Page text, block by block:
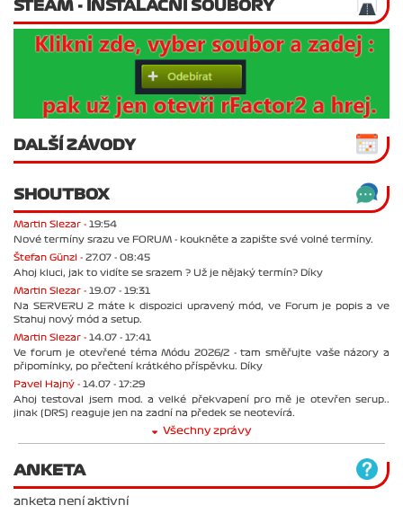
STEAM - INSTALAČNÍ SOUBORY
DALŠÍ ZÁVODY
SHOUTBOX
Martin Slezar - 19:54
Nové termíny srazu ve FORUM - koukněte a zapište své volné termíny.
Štefan Günzl - 27.07 - 08:45
Ahoj kluci, jak to vidíte se srazem ? Už je nějaký termín? Díky
Martin Slezar - 19.07 - 19:31
Na SERVERU 2 máte k dispozici upravený mód, ve Forum je popis a ve
Stahuj nový mód a setup.
Martin Slezar - 14.07 - 17:41
Ve forum je otevřené téma Módu 2026/2 - tam směřujte vaše názory a
připomínky, po přečtení krátkého příspěvku. Díky
Pavel Hajný - 14.07 - 17:29
Ahoj testoval jsem mod. a velké překvapení pro mě je otevřen serup..
jinak (DRS) reaguje jen na zadní na předek se neotevírá.
Všechny zprávy
ANKETA
anketa není aktivní